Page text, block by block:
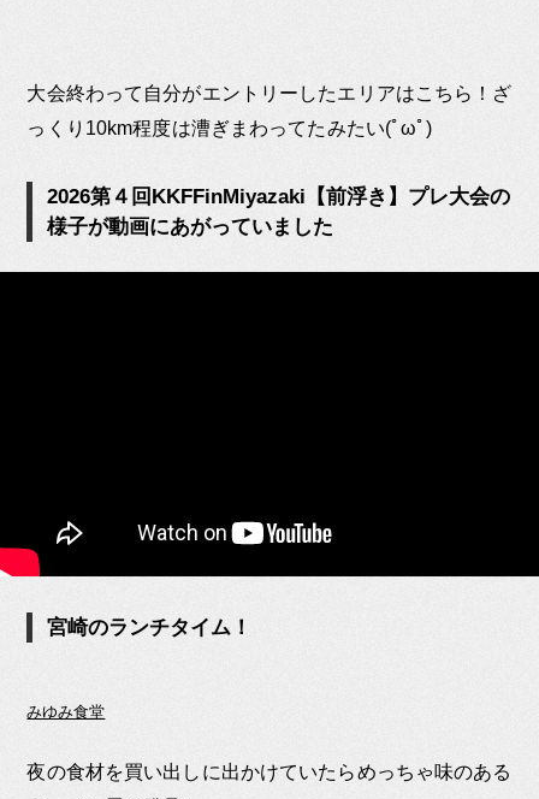
大会終わって自分がエントリーしたエリアはこちら！ざ
っくり10km程度は漕ぎまわってたみたい(ﾟωﾟ)
2026第４回KKFFinMiyazaki【前浮き】プレ大会の
様子が動画にあがっていました
宮崎のランチタイム！
みゆみ食堂
夜の食材を買い出しに出かけていたらめっちゃ味のある